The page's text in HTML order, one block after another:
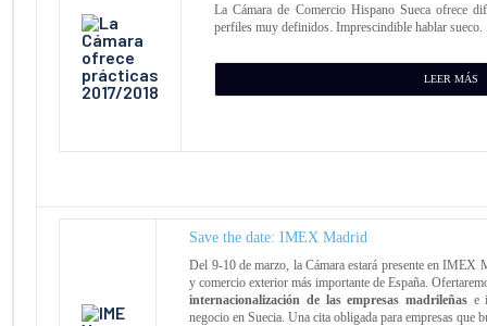
La Cámara de Comercio Hispano Sueca ofrece
perfiles muy definidos. Imprescindible hablar sueco.
LEER MÁS
Save the date: IMEX Madrid
Del 9-10 de marzo, la Cámara estará presente en IMEX
y comercio exterior más importante de España.
internacionalización de las empresas madrileñase
negocio en Suecia. Una cita obligada para empresas que